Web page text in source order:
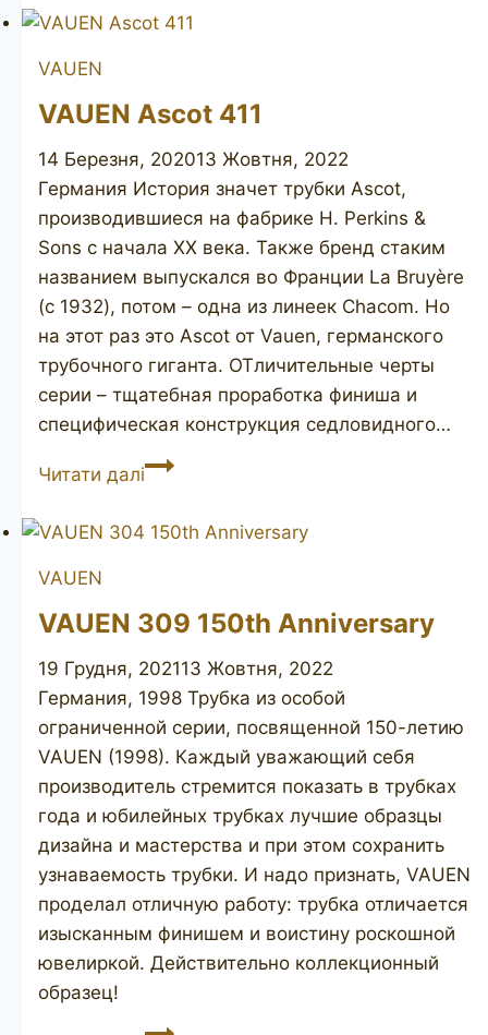
Perl
VAUEN
VAUEN Ascot 411
14 Березня, 202013 Жовтня, 2022
Германия История значет трубки Ascot,
производившиеся на фабрике H. Perkins &
Sons с начала ХХ века. Также бренд стаким
названием выпускался во Франции La Bruyère
(с 1932), потом – одна из линеек Chacom. Но
на этот раз это Ascot от Vauen, германского
трубочного гиганта. ОТличительные черты
серии – тщатебная проработка финиша и
специфическая конструкция седловидного…
Читати даліVAUEN
411
VAUEN
VAUEN 309 150th Anniversary
19 Грудня, 202113 Жовтня, 2022
Германия, 1998 Трубка из особой
ограниченной серии, посвященной 150-летию
VAUEN (1998). Каждый уважающий себя
производитель стремится показать в трубках
года и юбилейных трубках лучшие образцы
дизайна и мастерства и при этом сохранить
узнаваемость трубки. И надо признать, VAUEN
проделал отличную работу: трубка отличается
изысканным финишем и воистину роскошной
ювелиркой. Действительно коллекционный
образец!